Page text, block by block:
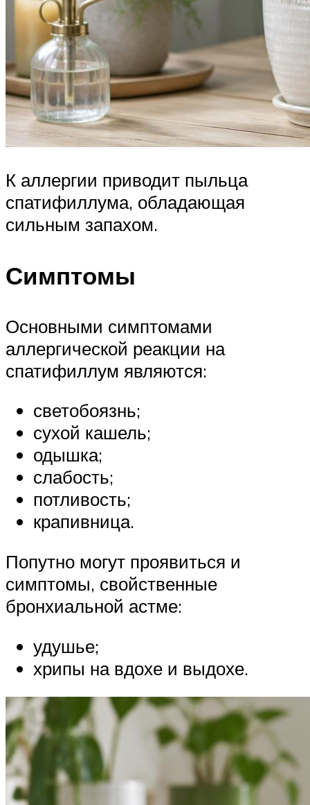
К аллергии приводит пыльца
спатифиллума, обладающая
сильным запахом.
Симптомы
Основными симптомами
аллергической реакции на
спатифиллум являются:
светобоязнь;
сухой кашель;
одышка;
слабость;
потливость;
крапивница.
Попутно могут проявиться и
симптомы, свойственные
бронхиальной астме:
удушье;
хрипы на вдохе и выдохе.